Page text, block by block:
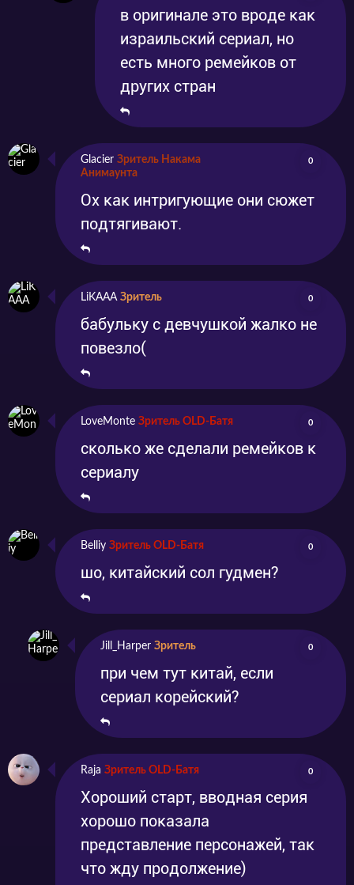
в оригинале это вроде как
израильский сериал, но
есть много ремейков от
других стран
Glacier Зритель Накама
Анимаунта
0
Ох как интригующие они сюжет
подтягивают.
LiKAAA Зритель 0
бабульку с девчушкой жалко не
повезло(
LoveMonte Зритель OLD-Батя 0
сколько же сделали ремейков к
сериалу
Belliy Зритель OLD-Батя 0
шо, китайский сол гудмен?
Jill_Harper Зритель 0
при чем тут китай, если
сериал корейский?
Raja Зритель OLD-Батя 0
Хороший старт, вводная серия
хорошо показала
представление персонажей, так
что жду продолжение)